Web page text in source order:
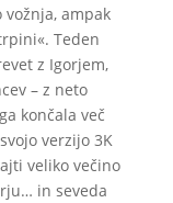
ampak
Teden
z Igorjem,
– z neto
končala več
verzijo 3K
veliko večino
in seveda